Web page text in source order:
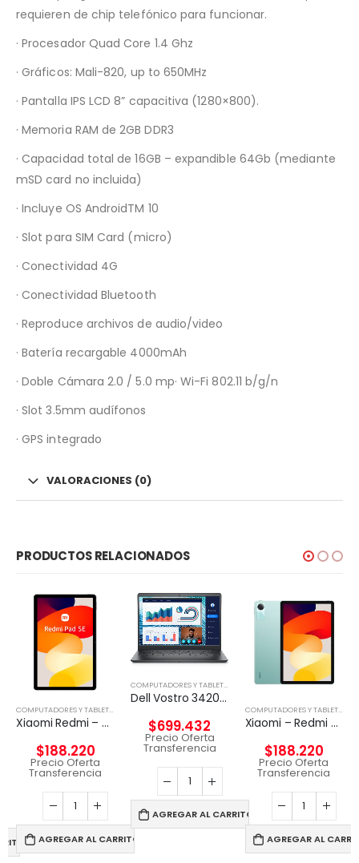
requieren de chip telefónico para funcionar.
· Procesador Quad Core 1.4 Ghz
· Gráficos: Mali-820, up to 650MHz
· Pantalla IPS LCD 8” capacitiva (1280×800).
· Memoria RAM de 2GB DDR3
· Capacidad total de 16GB – expandible 64Gb (mediante
mSD card no incluida)
· Incluye OS AndroidTM 10
· Slot para SIM Card (micro)
· Conectividad 4G
· Conectividad Bluetooth
· Reproduce archivos de audio/video
· Batería recargable 4000mAh
· Doble Cámara 2.0 / 5.0 mp· Wi-Fi 802.11 b/g/n
· Slot 3.5mm audífonos
· GPS integrado
VALORACIONES (0)
PRODUCTOS RELACIONADOS
TABLETA
Xiaomi Redmi – Pad SE – Android 12 – Helio G99
$188.220
Precio Oferta
Transferencia
AGREGAR AL CARRITO
COMPUTADORES Y TABLETS, NOTEBOOK
Dell Vostro 3420 – Notebook – 14″ – 1366 x 768 LED – Intel Core I5-1135G7
$699.432
Precio Oferta
Transferencia
AGREGAR AL CARRITO
COMPUTADORES Y TABLETS
Xiaomi – Redmi Pad SE – Android – Snapdragon 680
$188.220
Precio Oferta
Transferencia
AGREGAR AL